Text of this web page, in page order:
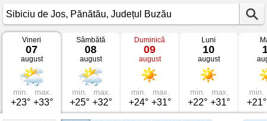
Vremea
Sibiciu
Jos
Pănătău,
Județul
Buzău
Vineri
07
august
min.
+23°
max.
+33°
Sâmbătă
08
august
min.
+25°
max.
+32°
Duminică
09
august
min.
+24°
max.
+31°
Luni
10
august
min.
+22°
max.
+31°
min.
+21°